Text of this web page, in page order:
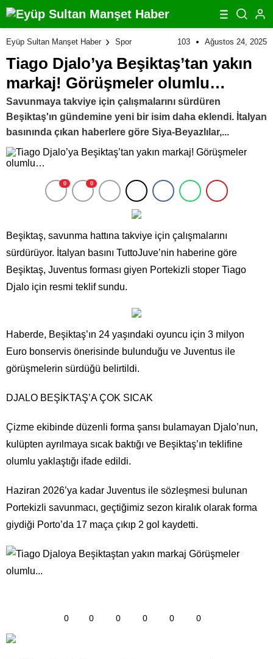
Eyüp Sultan Manşet Haber Spor 103 Ağustos 24, 2025
Tiago Djalo’ya Beşiktaş’tan yakın
markaj! Görüşmeler olumlu…
Savunmaya takviye için çalışmalarını sürdüren
Beşiktaş'ın gündemine yeni bir isim daha eklendi. İtalyan
basınında çıkan haberlere göre Siya-Beyazlılar,...
0 0
Beşiktaş, savunma hattına takviye için çalışmalarını
sürdürüyor. İtalyan basını TuttoJuve’nin haberine göre
Beşiktaş, Juventus forması giyen Portekizli stoper Tiago
Djalo için resmi teklif sundu.
Haberde, Beşiktaş’ın 24 yaşındaki oyuncu için 3 milyon
Euro bonservis önerisinde bulunduğu ve Juventus ile
görüşmelerin sürdüğü belirtildi.
DJALO BEŞİKTAŞ’A ÇOK SICAK
Çizme ekibinde düzenli forma şansı bulamayan Djalo’nun,
kulüpten ayrılmaya sıcak baktığı ve Beşiktaş’ın teklifine
olumlu yaklaştığı ifade edildi.
Haziran 2026’ya kadar Juventus ile sözleşmesi bulunan
Portekizli savunmacı, geçtiğimiz sezon kiralık olarak forma
giydiği Porto’da 17 maça çıkıp 2 gol kaydetti.
0 0 0 0 0 0